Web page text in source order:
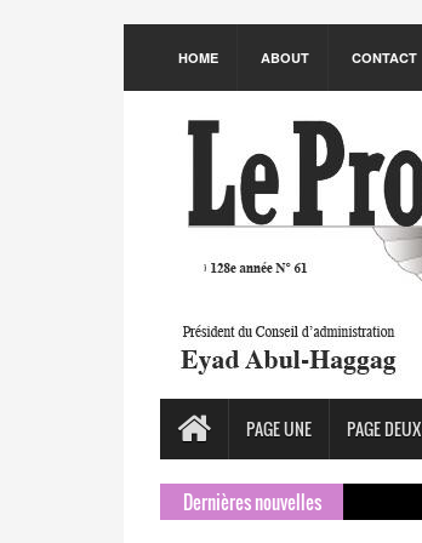
HOME ABOUT CONTACT
PAGE UNE PAGE DEUX
Dernières nouvelles